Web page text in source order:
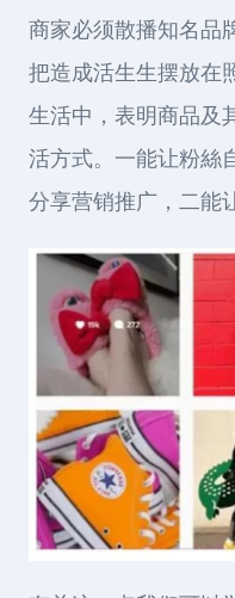
商家必须散播知名品
把造成活生生摆放在
生活中，表明商品及
活方式。一能让粉絲
分享营销推广，二能